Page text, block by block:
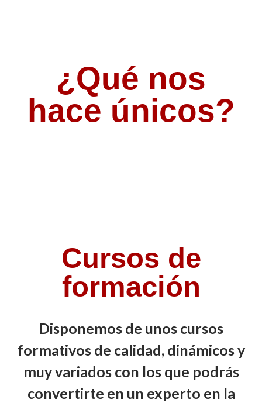
¿Qué nos
hace únicos?
Cursos de
formación
Disponemos de unos cursos
formativos de calidad, dinámicos y
muy variados con los que podrás
convertirte en un experto en la